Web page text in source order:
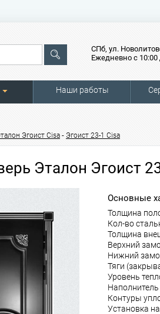
СПб, ул.
Ежедневно с 10:00
Наши работы
Эгоист Cisa - Эгоист 23-1 Cisa
Эталон Эгоист
Основные
Толщина
Кол-во
Толщина
Верхний
Нижний
Тяги
Уровень
Контуры
Установка